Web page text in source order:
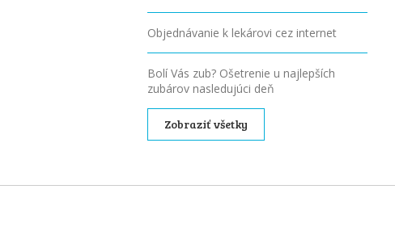
Objednávanie k lekárovi cez internet
Bolí Vás zub? Ošetrenie u najlepších
zubárov nasledujúci deň
Zobraziť všetky